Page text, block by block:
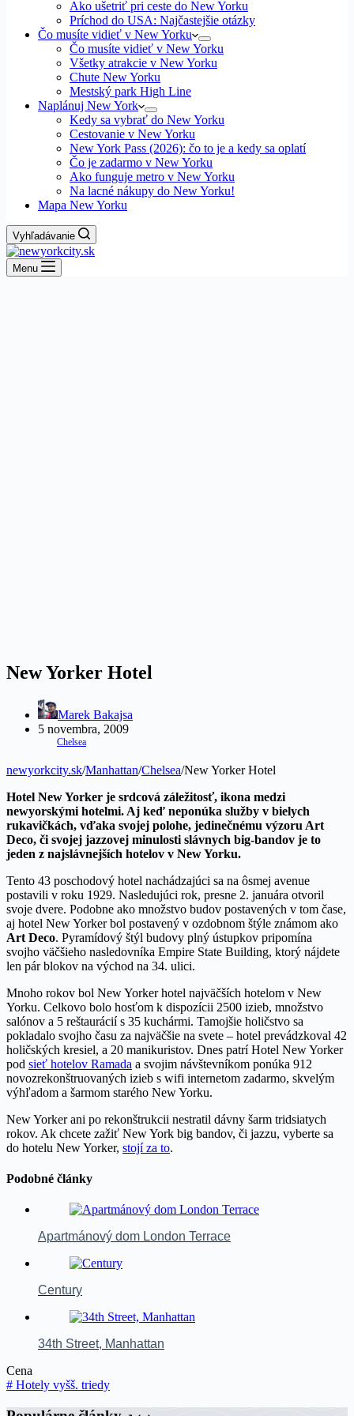
Ako ušetriť pri ceste do New Yorku
Príchod do USA: Najčastejšie otázky
Čo musíte vidieť v New Yorku
Čo musíte vidieť v New Yorku
Všetky atrakcie v New Yorku
Chute New Yorku
Mestský park High Line
Naplánuj New York
Kedy sa vybrať do New Yorku
Cestovanie v New Yorku
New York Pass (2026): čo to je a kedy sa oplatí
Čo je zadarmo v New Yorku
Ako funguje metro v New Yorku
Na lacné nákupy do New Yorku!
Mapa New Yorku
Vyhľadávanie
Menu
New Yorker Hotel
Marek Bakajsa
5 novembra, 2009
Chelsea
newyorkcity.sk/Manhattan/Chelsea/New Yorker Hotel
Hotel New Yorker je srdcová záležitosť, ikona medzi
newyorskými hotelmi. Aj keď neponúka služby v bielych
rukavičkách, vďaka svojej polohe, jedinečnému výzoru Art
Deco, či svojej jazzovej minulosti slávnych big-bandov je to
jeden z najslávnejších hotelov v New Yorku.
Tento 43 poschodový hotel nachádzajúci sa na ôsmej avenue
postavili v roku 1929. Nasledujúci rok, presne 2. januára otvoril
svoje dvere. Podobne ako množstvo budov postavených v tom čase,
aj hotel New Yorker bol postavený v ozdobnom štýle známom ako
Art Deco. Pyramídový štýl budovy plný ústupkov pripomína
svojho väčšieho nasledovníka Empire State Building, ktorý nájdete
len pár blokov na východ na 34. ulici.
Mnoho rokov bol New Yorker hotel najväčších hotelom v New
Yorku. Celkovo bolo hosťom k dispozícii 2500 izieb, množstvo
salónov a 5 reštaurácií s 35 kuchármi. Tamojšie holičstvo sa
pokladalo svojho času za najväčšie na svete – hotel prevádzkoval 42
holičských kresiel, a 20 manikuristov. Dnes patrí Hotel New Yorker
pod sieť hotelov Ramada a svojim návštevníkom ponúka 912
novozrekonštruovaných izieb s wifi internetom zadarmo, skvelým
výhľadom a šarmom starého New Yorku.
New Yorker ani po rekonštrukcii nestratil dávny šarm tridsiatych
rokov. Ak chcete zažiť New York big bandov, či jazzu, vyberte sa
do hotelu New Yorker, stojí za to.
Podobné články
Apartmánový dom London Terrace
Century
34th Street, Manhattan
Cena
# Hotely vyšš. triedy